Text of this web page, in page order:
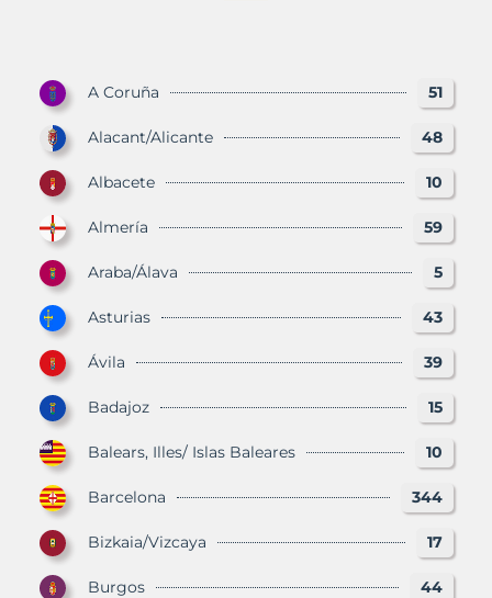
A Coruña 51
Alacant/Alicante 48
Albacete 10
Almería 59
Araba/Álava 5
Asturias 43
Ávila 39
Badajoz 15
Balears, Illes/ Islas Baleares 10
Barcelona 344
Bizkaia/Vizcaya 17
Burgos 44